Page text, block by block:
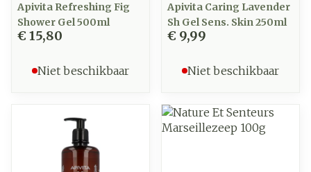
Apivita Refreshing Fig
Shower Gel 500ml
€ 15,80
Niet beschikbaar
Apivita Caring Lavender
Sh Gel Sens. Skin 250ml
€ 9,99
Niet beschikbaar